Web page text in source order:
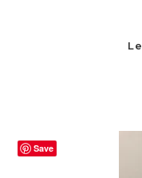
Save